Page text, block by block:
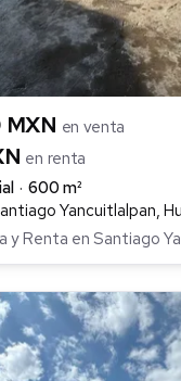
en venta
en renta
600 m²
Yancuitlalpan,
y Renta en Santiago